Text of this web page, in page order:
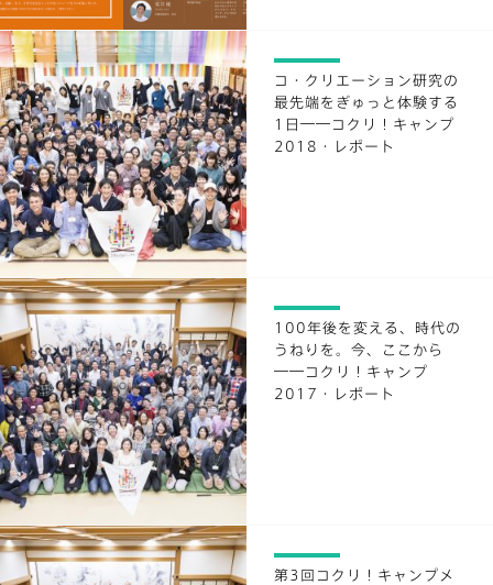
コ・クリエーション研究の
最先端をぎゅっと体験する
1日――コクリ！キャンプ
2018・レポート
100年後を変える、時代の
うねりを。今、ここから
――コクリ！キャンプ
2017・レポート
第3回コクリ！キャンプメ